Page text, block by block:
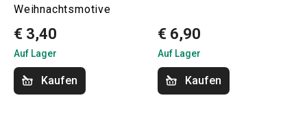
Weihnachtsmotive
€ 3,40
Auf Lager
Kaufen
€ 6,90
Auf Lager
Kaufen